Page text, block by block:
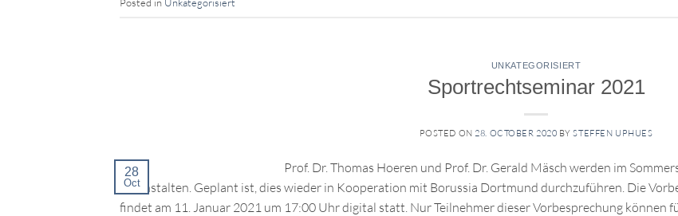
UNKATEGORISIERT
Sportrechtseminar 2021
POSTED ON28. OCTOBER 2020 BYSTEFFEN UPHUES
28
Oct
Prof. Dr. Thomas Hoeren und Prof. Dr. Gerald Mäsch werden im
veranstalten. Geplant ist, dies wieder in Kooperation mit Borussia Dortmund durchzuführen. Die
findet am 11. Januar 2021 um 17:00 Uhr digital statt. Nur Teilnehmer dieser Vorbesprechung können